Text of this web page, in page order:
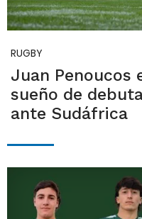
RUGBY
Juan Penoucos
sueño de
ante Sudáfrica